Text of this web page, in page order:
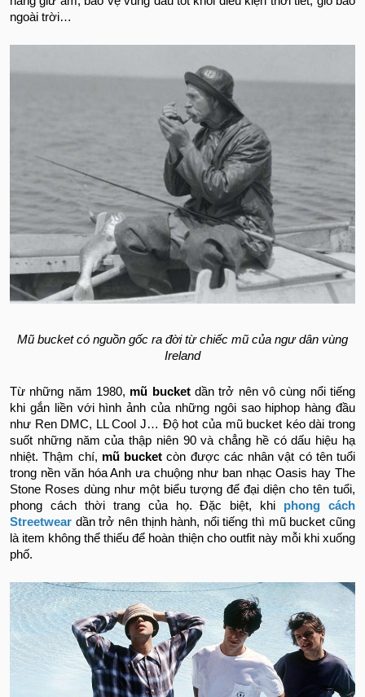
ngoài trời…
Mũ bucket có nguồn gốc ra đời từ chiếc mũ của ngư dân vùng
Ireland
Từ những năm 1980, mũ bucketdần trở nên vô cùng nổi tiếng
khi gắn liền với hình ảnh của những ngôi sao hiphop hàng đầu
như Ren DMC, LL Cool J… Độ hot của mũ bucket kéo dài trong
suốt những năm của thập niên 90 và chẳng hề có dấu hiệu hạ
nhiệt. Thậm chí, mũ bucketcòn được các nhân vật có tên tuổi
trong nền văn hóa Anh ưa chuộng như ban nhạc Oasis hay The
Stone Roses dùng như một biểu tượng để đại diện cho tên tuổi,
phong cách thời trang của họ. Đặc biệt, khi phong cách
Streetwear dần trở nên thịnh hành, nổi tiếng thì mũ bucket cũng
là item không thể thiếu để hoàn thiện cho outfit này mỗi khi xuống
phố.